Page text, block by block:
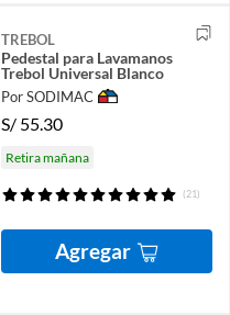
TREBOL
Pedestal para Lavamanos
Trebol Universal Blanco
Por SODIMAC
S/ 55.30
Retira mañana
(21)
Agregar